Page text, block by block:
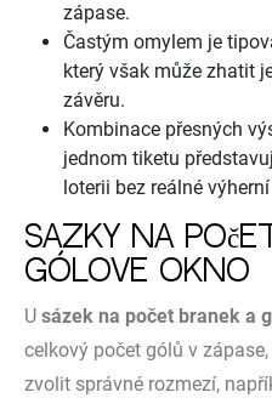
zápase.
Častým omylem je
který však může zhatit
závěru.
Kombinace přesných
jednom tiketu
loterii bez reálné
Sázky na
gólové okno
U sázek na počet branek a
celkový počet gólů v
zvolit správné rozmezí,